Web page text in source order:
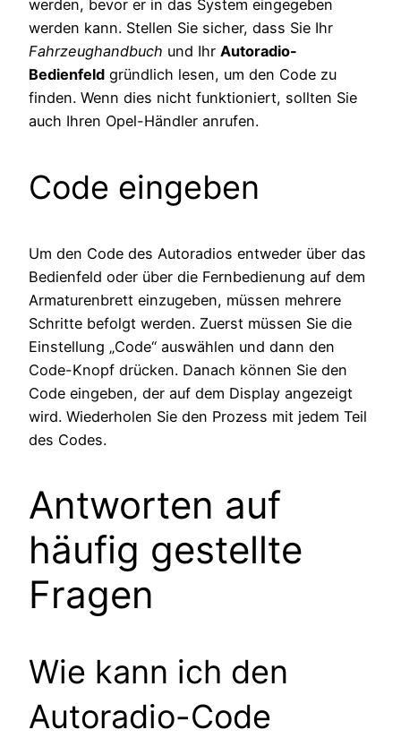
werden, bevor er in das System eingegeben
werden kann. Stellen Sie sicher, dass Sie Ihr
Fahrzeughandbuch und Ihr Autoradio-
Bedienfeld gründlich lesen, um den Code zu
finden. Wenn dies nicht funktioniert, sollten Sie
auch Ihren Opel-Händler anrufen.
Code eingeben
Um den Code des Autoradios entweder über das
Bedienfeld oder über die Fernbedienung auf dem
Armaturenbrett einzugeben, müssen mehrere
Schritte befolgt werden. Zuerst müssen Sie die
Einstellung „Code“ auswählen und dann den
Code-Knopf drücken. Danach können Sie den
Code eingeben, der auf dem Display angezeigt
wird. Wiederholen Sie den Prozess mit jedem Teil
des Codes.
Antworten auf
häufig gestellte
Fragen
Wie kann ich den
Autoradio-Code